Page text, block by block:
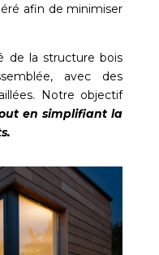
afin de minimiser
de la structure bois
avec des
Notre objectif
en simplifiant la